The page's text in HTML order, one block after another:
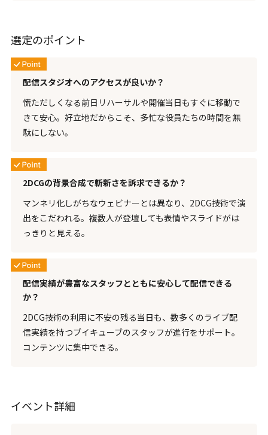
選定のポイント
配信スタジオへのアクセスが良いか？
慌ただしくなる前日リハーサルや開催当日もすぐに移動で
きて安心。好立地だからこそ、多忙な役員たちの時間を無
駄にしない。
2DCGの背景合成で斬新さを訴求できるか？
マンネリ化しがちなウェビナーとは異なり、2DCG技術で演
出をこだわれる。複数人が登壇しても表情やスライドがは
っきりと見える。
配信実績が豊富なスタッフとともに安心して配信できる
か？
2DCG技術の利用に不安の残る当日も、数多くのライブ配
信実績を持つブイキューブのスタッフが進行をサポート。
コンテンツに集中できる。
イベント詳細